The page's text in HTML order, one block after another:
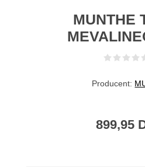
MUNTHE
Producent:
899,95